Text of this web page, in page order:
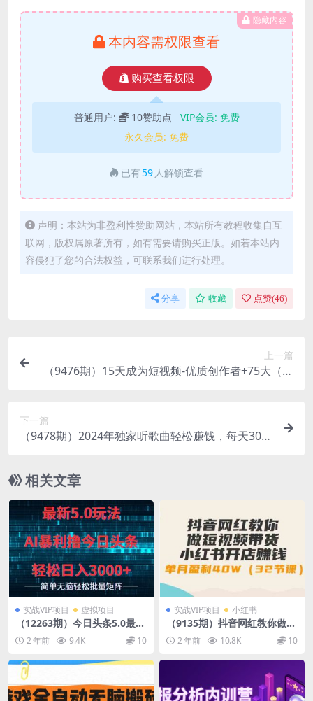
隐藏内容
本内容需权限查看
购买查看权限
普通用户: 10赞助点 VIP会员: 免费
永久会员: 免费
已有 59 人解锁查看
声明：本站为非盈利性赞助网站，本站所有教程收集自互
联网，版权属原著所有，如有需要请购买正版。如若本站内
容侵犯了您的合法权益，可联系我们进行处理。
分享 收藏 点赞(46)
上一篇
（9476期）15天成为短视频-优质创作者+75大（钩
下一篇
（9478期）2024年独家听歌曲轻松赚钱，每天30分
相关文章
实战VIP项目 虚拟项目
（12263期）今日头条5.0最新
暴利玩法，轻松日入3000+
2 年前 9.4K 10
实战VIP项目 小红书
（9135期）抖音网红教你做短
视频带货+小红书开店赚钱，
单月盈利40W（32节课）
2 年前 10.8K 10